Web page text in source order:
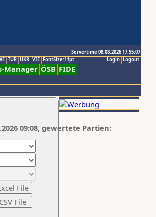
Servertime 08.08.2026 17:55:07
Logout
Login
TUR UKR VIE FontSize:11pt
Manager ÖSB FIDE
09:08, gewertete Partien: